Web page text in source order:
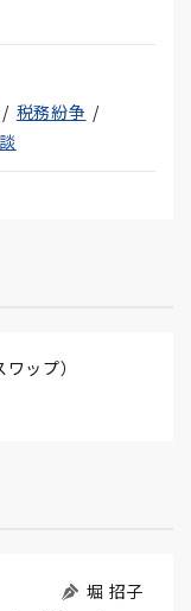
税務紛争
ップ）
堀 招子